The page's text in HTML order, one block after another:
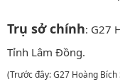
Trụ sở chính: G27
Tỉnh Lâm Đồng.
(Trước đây: G27 Hoàng Bích